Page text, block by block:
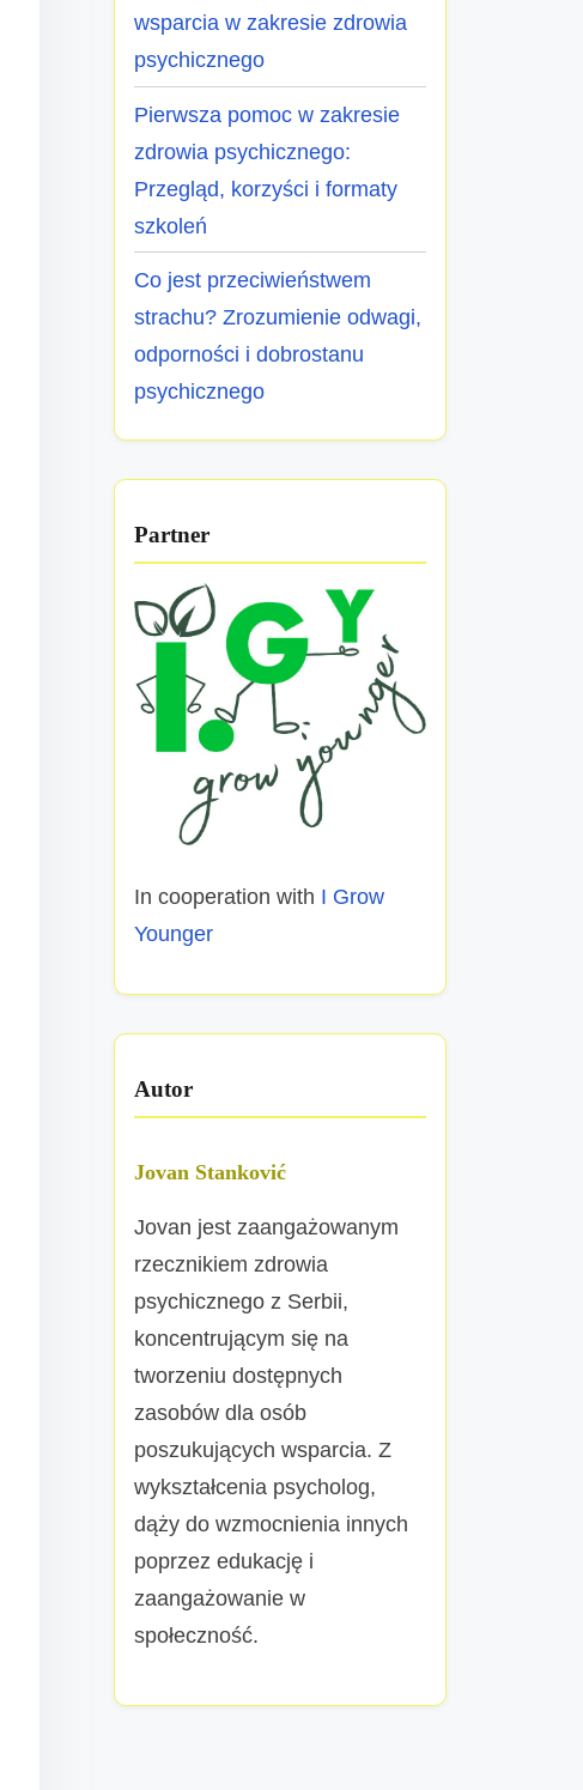
wsparcia w zakresie zdrowia
psychicznego
Pierwsza pomoc w zakresie
zdrowia psychicznego:
Przegląd, korzyści i formaty
szkoleń
Co jest przeciwieństwem
strachu? Zrozumienie odwagi,
odporności i dobrostanu
psychicznego
Partner
In cooperation with I Grow
Younger
Autor
Jovan Stanković
Jovan jest zaangażowanym
rzecznikiem zdrowia
psychicznego z Serbii,
koncentrującym się na
tworzeniu dostępnych
zasobów dla osób
poszukujących wsparcia. Z
wykształcenia psycholog,
dąży do wzmocnienia innych
poprzez edukację i
zaangażowanie w
społeczność.